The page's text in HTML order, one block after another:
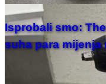
Isprobali smo:
suha para